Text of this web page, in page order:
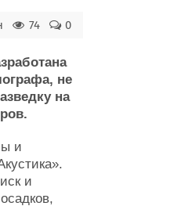
0
74
не
на
и
и